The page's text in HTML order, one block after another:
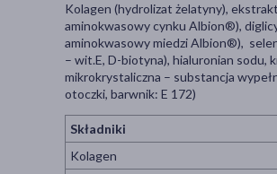
Kolagen (hydrolizat żelatyny),
aminokwasowy cynku Albion®),
aminokwasowy miedzi Albion®),
– wit.E, D-biotyna), hialuronian sodu,
mikrokrystaliczna – substancja
otoczki, barwnik: E 172)
Składniki
Kolagen